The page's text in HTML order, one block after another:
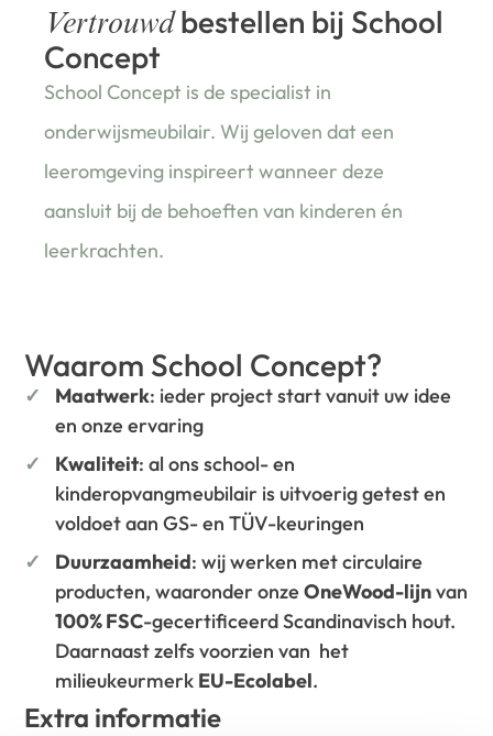
Vertrouwdbestellen bij School
Concept
School Concept is de specialist in
onderwijsmeubilair. Wij geloven dat een
leeromgeving inspireert wanneer deze
aansluit bij de behoeften van kinderen én
leerkrachten.
Waarom School Concept?
Maatwerk: ieder project start vanuit uw idee
en onze ervaring
Kwaliteit: al ons school- en
kinderopvangmeubilair is uitvoerig getest en
voldoet aan GS- en TÜV-keuringen
Duurzaamheid: wij werken met circulaire
producten, waaronder onzeOneWood-lijnvan
100% FSC-gecertificeerd Scandinavisch hout.
Daarnaast zelfs voorzien van het
milieukeurmerk EU-Ecolabel.
Extra informatie